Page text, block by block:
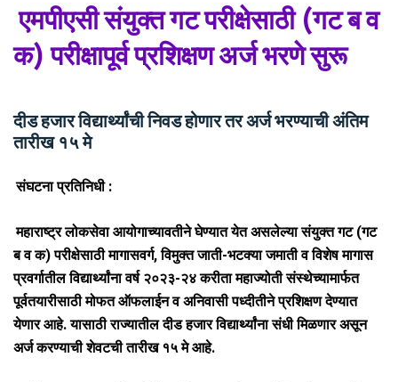
एमपीएसी संयुक्त गट परीक्षेसाठी (गट ब व
क) परीक्षापूर्व प्रशिक्षण अर्ज भरणे सुरू
दीड हजार विद्यार्थ्यांची निवड होणार तर अर्ज भरण्याची अंतिम
तारीख १५ मे
संघटना प्रतिनिधी :
महाराष्ट्र लोकसेवा आयोगाच्यावतीने घेण्यात येत असलेल्या संयुक्त गट (गट
ब व क) परीक्षेसाठी मागासवर्ग, विमुक्त जाती-भटक्या जमाती व विशेष मागास
प्रवर्गातील विद्यार्थ्यांना वर्ष २०२३-२४ करीता महाज्योती संस्थेच्यामार्फत
पूर्वतयारीसाठी मोफत ऑफलाईन व अनिवासी पध्दीतीने प्रशिक्षण देण्यात
येणार आहे. यासाठी राज्यातील दीड हजार विद्यार्थ्यांना संधी मिळणार असून
अर्ज करण्याची शेवटची तारीख १५ मे आहे.